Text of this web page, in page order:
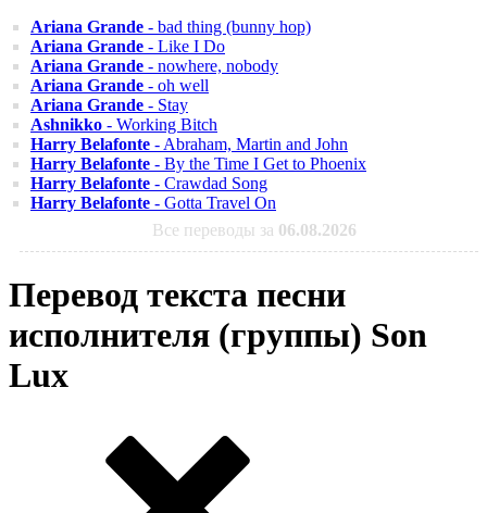
Ariana Grande - bad thing (bunny hop)
Ariana Grande - Like I Do
Ariana Grande - nowhere, nobody
Ariana Grande - oh well
Ariana Grande - Stay
Ashnikko - Working Bitch
Harry Belafonte - Abraham, Martin and John
Harry Belafonte - By the Time I Get to Phoenix
Harry Belafonte - Crawdad Song
Harry Belafonte - Gotta Travel On
Все переводы за 06.08.2026
Перевод текста песни
исполнителя (группы) Son
Lux